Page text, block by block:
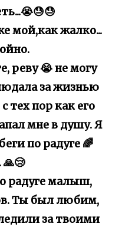
мой,как жалко...
реву 😭 не могу
за жизнью
тех пор как его
мне в душу. Я
по радуге 🌈
радуге малыш,
Ты был любим,
за твоими